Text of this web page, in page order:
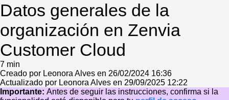
Datos generales de la
organización en Zenvia
Customer Cloud
7 min
Creado por Leonora Alves en 26/02/2024 16:36
Actualizado por Leonora Alves en 29/09/2025 12:22
Importante: Antes de seguir las instrucciones, confirma si la